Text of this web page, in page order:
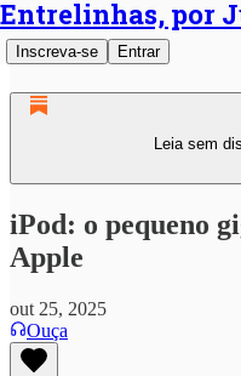
Entrelinhas, por
Inscreva-se Entrar
Leia sem
iPod: o pequeno
Apple
out 25, 2025
Ouça